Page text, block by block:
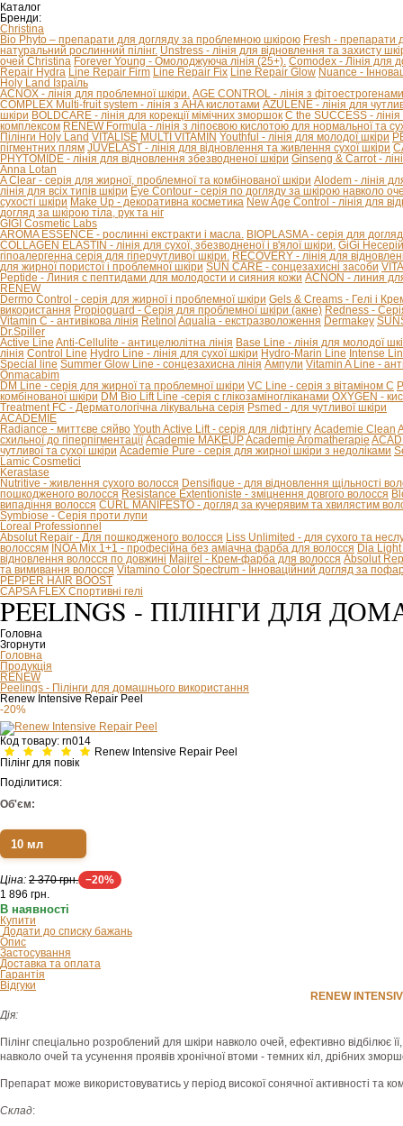
Каталог
Бренди:
Christina
Bio Phyto – препарати для догляду за проблемною шкірою Fresh - препарати
натуральний рослинний пілінг. Unstress - лінія для відновлення та захисту
очей Christina Forever Young - Омолоджуюча лінія (25+). Comodex - Лінія для
Repair Hydra Line Repair Firm Line Repair Fix Line Repair Glow Nuance -
Holy Land Ізраїль
ACNOX - лінія для проблемної шкіри. AGE CONTROL - лінія з
COMPLEX Multi-fruit system - лінія з AHA кислотами AZULENE - лінія для
шкіри BOLDCARE - лінія для корекції мімічних зморшок C the SUCCESS -
комплексом RENEW Formula - лінія з ліпоєвою кислотою для нормальної та
Пілінги Holy Land VITALISE MULTI VITAMIN Youthful - лінія для молодої шкіри
пігментних плям JUVELAST - лінія для відновлення та живлення сухої шкіри
PHYTOMIDE - лінія для відновлення збезводненої шкіри Ginseng & Carrot -
Anna Lotan
A Clear - серія для жирної, проблемної та комбінованої шкіри Alodem - лінія
лінія для всіх типів шкіри Eye Contour - серія по догляду за шкірою навколо
сухості шкіри Make Up - декоративна косметика New Age Control - лінія для
догляд за шкірою тіла, рук та ніг
GIGI Cosmetic Labs
AROMA ESSENCE - рослинні екстракти і масла. BIOPLASMA - серія для
COLLAGEN ELASTIN - лінія для сухої, збезводненої і в'ялої шкіри. GiGi
гіпоалергенна серія для гіперчутливої ​​шкіри. RECOVERY - лінія для
для жирної пористої і проблемної шкіри SUN CARE - сонцезахисні засоби
Peptide - Линия с пептидами для молодости и сияния кожи ACNON - линия
RENEW
Dermo Control - серія для жирної і проблемної шкіри Gels & Creams - Гелі і
використання Propioguard - Серія для проблемної шкіри (акне) Redness -
Vitamin C - антивікова лінія Retinol Aqualia - екстразволоження Dermakey
Dr.Spiller
Active Line Anti-Cellulite - антицелюлітна лінія Base Line - лінія для молодої
лінія Control Line Hydro Line - лінія для сухої шкіри Hydro-Marin Line Intense
Special line Summer Glow Line - сонцезахисна лінія Ампули Vitamin A Line -
Onmacabim
DM Line - серія для жирної та проблемної шкіри VC Line - серія з вітаміном С
комбінованої шкіри DM Bio Lift Line -cерія с глікозаміногліканами OXYGEN -
Treatment FC - Дерматологічна лікувальна серія Psmed - для чутливої шкіри
ACADEMIE
Radiance - миттєве сяйво Youth Active Lift - серія для ліфтінгу Academie Clean
схильної до гіперпігментації Academie MAKEUPAcademie Aromatherapie
чутливої та сухої шкіри Academie Pure - серія для жирної шкіри з недоліками
Lamic Cosmetici
Kerastase
Nutritive - живлення сухого волосся Densifique - для відновлення щільності
пошкодженого волосся Resistance Extentioniste - зміцнення довгого волосся
випадіння волосся CURL MANIFESTO - догляд за кучерявим та хвилястим
Symbiose - Серія проти лупи
Loreal Professionnel
Absolut Repair - Для пошкодженого волосся Liss Unlimited - для сухого та
волоссям INOA Mix 1+1 - професійна без аміачна фарба для волосся Dia Light
відновлення волосся по довжині Majirel - Крем-фарба для волосся Absolut
та вимивання волосся Vitamino Color Spectrum - Інноваційний догляд за
PEPPER HAIR BOOST
CAPSA FLEX Спортивні гелі
PEELINGS - ПІЛІНГИ ДЛЯ
Головна
Згорнути
Головна
Продукція
RENEW
Peelings - Пілінги для домашнього використання
Renew Intensive Repair Peel
-20%
Код товару: rn014
Renew Intensive Repair Peel
Пілінг для повік
Поділитися:
Об'єм:
10 мл
Ціна: 2 370 грн. −20%
1 896 грн.
В наявності
Купити
Додати до списку бажань
Опис
Застосування
Доставка та оплата
Гарантія
Відгуки
RENEW
Дія:
Пілінг спеціально розроблений для шкіри навколо очей, ефективно відбілює
навколо очей та усунення проявів хронічної втоми - темних кіл, дрібних
Препарат може використовуватись у період високої сонячної активності
Склад: